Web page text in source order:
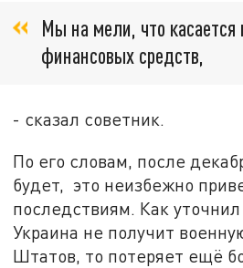
Мы на мели, что
финансовых средств,
- сказал советник.
По его словам, после
будет, это неизбежно
последствиям. Как
Украина не получит
Штатов, то потеряет ещё